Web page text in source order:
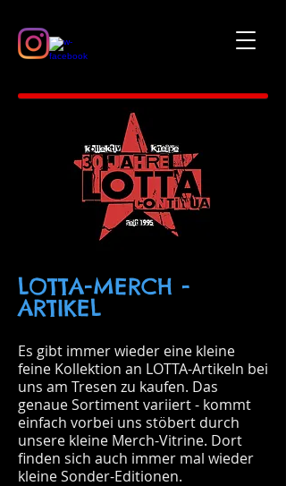
LOTTA-MERCH -
ARTIKEL
Es gibt immer wieder eine kleine
feine Kollektion an LOTTA-Artikeln bei
uns am Tresen zu kaufen. Das
genaue Sortiment variiert - kommt
einfach vorbei uns stöbert durch
unsere kleine Merch-Vitrine. Dort
finden sich auch immer mal wieder
kleine Sonder-Editionen.